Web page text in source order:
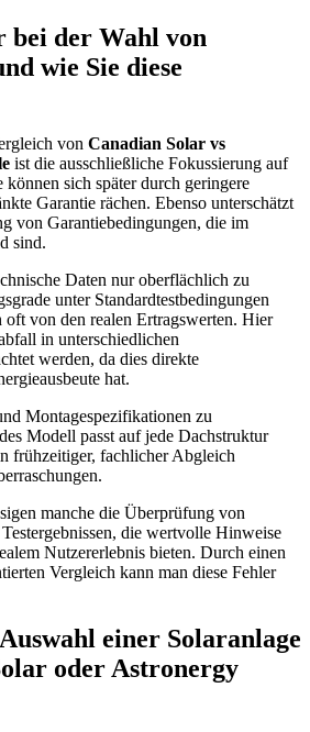
bei der Wahl von
wie Sie diese
von Canadian Solar vs
ist die ausschließliche Fokussierung auf
sich später durch geringere
Garantie rächen. Ebenso unterschätzt
von Garantiebedingungen, die im
sind.
Daten nur oberflächlich zu
unter Standardtestbedingungen
oft von den realen Ertragswerten. Hier
in unterschiedlichen
werden, da dies direkte
hat.
Montagespezifikationen zu
Modell passt auf jede Dachstruktur
frühzeitiger, fachlicher Abgleich
manche die Überprüfung von
die wertvolle Hinweise
Nutzererlebnis bieten. Durch einen
Vergleich kann man diese Fehler
einer Solaranlage
oder Astronergy